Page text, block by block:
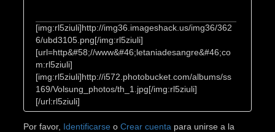
[img:rl5ziuli]http://img36.imageshack.us/img36/362
6/ubd3105.png[/img:rl5ziuli]
[url=http&#58;//www&#46;letaniadesangre&#46;co
m:rl5ziuli]
[img:rl5ziuli]http://i572.photobucket.com/albums/ss
169/Volsung_photos/th_1.jpg[/img:rl5ziuli]
[/url:rl5ziuli]
Por favor, Identificarse oCrear cuenta para unirse a la